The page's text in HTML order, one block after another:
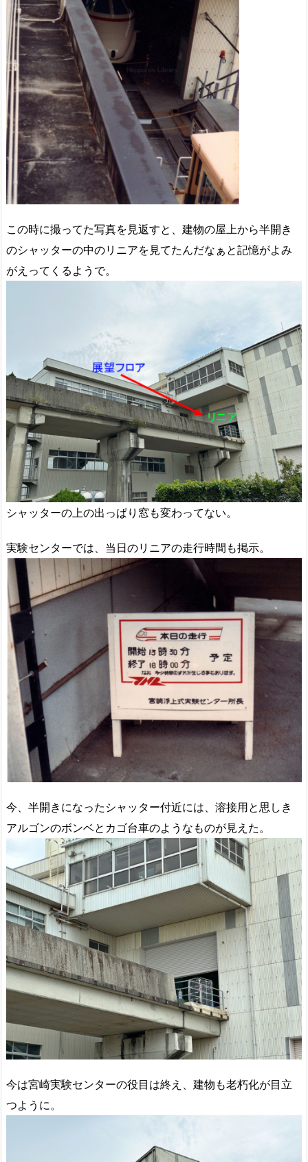
この時に撮ってた写真を見返すと、建物の屋上から半開き
のシャッターの中のリニアを見てたんだなぁと記憶がよみ
がえってくるようで。
シャッターの上の出っぱり窓も変わってない。
実験センターでは、当日のリニアの走行時間も掲示。
今、半開きになったシャッター付近には、溶接用と思しき
アルゴンのボンベとカゴ台車のようなものが見えた。
今は宮崎実験センターの役目は終え、建物も老朽化が目立
つように。